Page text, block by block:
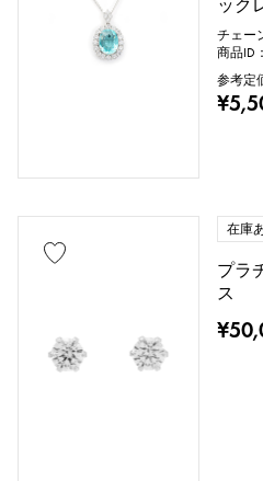
ック
チェー
商品ID
参考定
在庫
プラ
ス